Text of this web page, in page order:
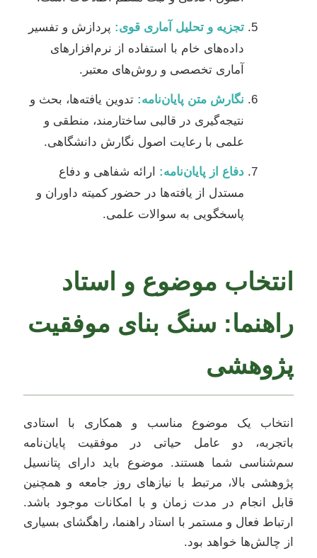
تجزیه و تحلیل آماری قوی: پردازش و تفسیر
داده‌های خام با استفاده از نرم‌افزارهای
آماری تخصصی و روش‌های معتبر.
نگارش متن پایان‌نامه: تدوین یافته‌ها، بحث و
نتیجه‌گیری در قالبی ساختارمند، منطقی و
علمی با رعایت اصول نگارش دانشگاهی.
دفاع از پایان‌نامه: ارائه شفاهی و دفاع
مستدل از یافته‌ها در حضور کمیته داوران و
پاسخگویی به سوالات علمی.
انتخاب موضوع و استاد
راهنما: سنگ بنای موفقیت
پژوهشی
انتخاب یک موضوع مناسب و همکاری با استادی
باتجربه، دو عامل حیاتی در موفقیت پایان‌نامه
سم‌شناسی شما هستند. موضوع باید دارای پتانسیل
پژوهشی بالا، مرتبط با نیازهای روز جامعه و همچنین
قابل انجام در مدت زمان و با امکانات موجود باشد.
ارتباط فعال و مستمر با استاد راهنما، راهگشای بسیاری
از چالش‌ها خواهد بود.